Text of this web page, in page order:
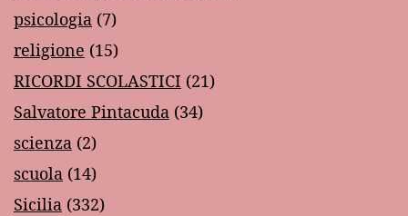
psicologia (7)
religione (15)
RICORDI SCOLASTICI (21)
Salvatore Pintacuda (34)
scienza (2)
scuola (14)
Sicilia (332)